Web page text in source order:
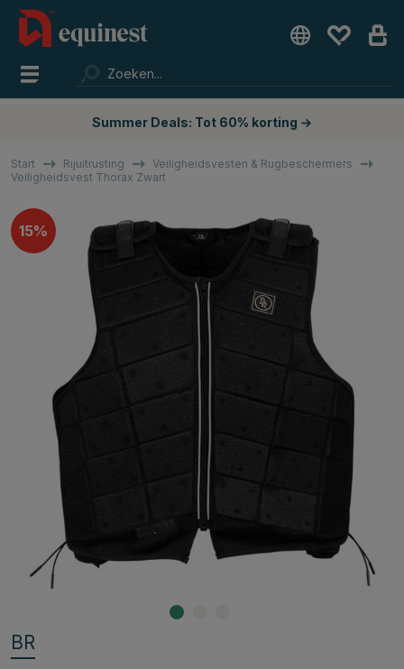
Summer Deals: Tot 60% korting →
Start Rijuitrusting
Veiligheidsvesten & Rugbeschermers
Veiligheidsvest Thorax Zwart
15%
BR